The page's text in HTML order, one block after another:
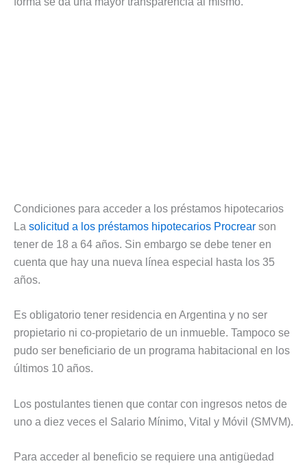
Condiciones para acceder a los préstamos hipotecarios
La solicitud a los préstamos hipotecarios Procrear son
tener de 18 a 64 años. Sin embargo se debe tener en
cuenta que hay una nueva línea especial hasta los 35
años.
Es obligatorio tener residencia en Argentina y no ser
propietario ni co-propietario de un inmueble. Tampoco se
pudo ser beneficiario de un programa habitacional en los
últimos 10 años.
Los postulantes tienen que contar con ingresos netos de
uno a diez veces el Salario Mínimo, Vital y Móvil (SMVM).
Para acceder al beneficio se requiere una antigüedad